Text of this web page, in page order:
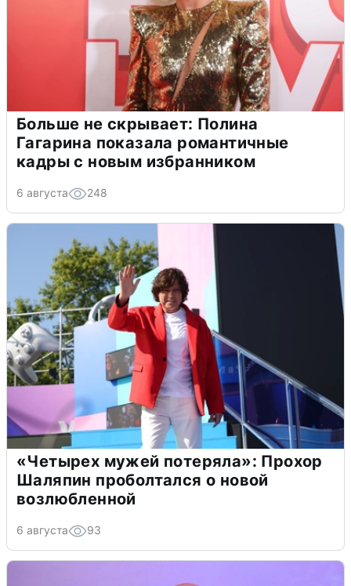
Больше не скрывает: Полина
Гагарина показала романтичные
кадры с новым избранником
6 августа 248
«Четырех мужей потеряла»: Прохор
Шаляпин проболтался о новой
возлюбленной
6 августа 93